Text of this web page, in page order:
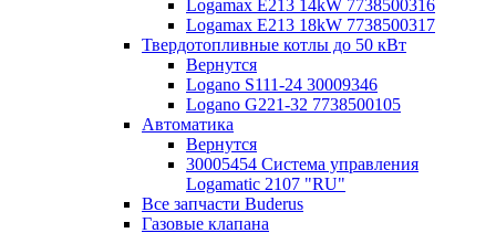
Logamax E213 14kW 7738500316
Logamax E213 18kW 7738500317
Твердотопливные котлы до 50 кВт
Вернутся
Logano S111-24 30009346
Logano G221-32 7738500105
Автоматика
Вернутся
30005454 Система управления
Logamatic 2107 "RU"
Все запчасти Buderus
Газовые клапана